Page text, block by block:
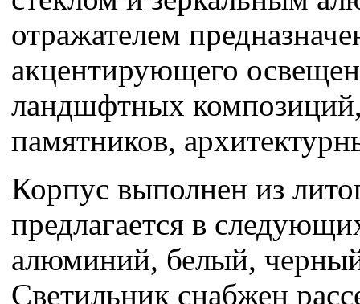
отражателем
акцентирующего
ландшфтных
памятников,
Корпус выполнен из
предлагается в
алюминий, белый,
Светильник снабжен